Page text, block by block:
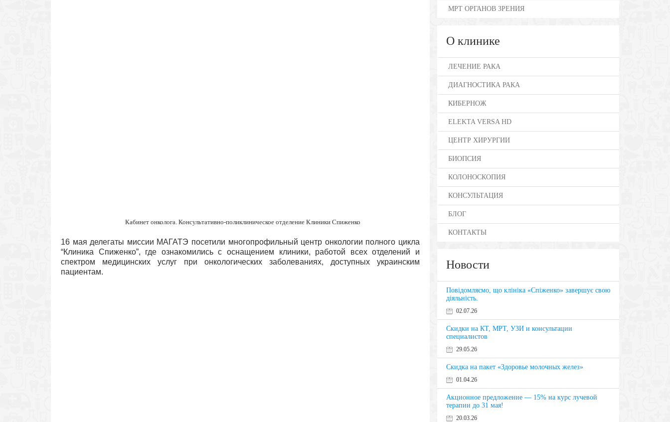
Кабинет онколога. Консультативно-поликлиническое отделение Клиники Спиженко
16 мая делегаты миссии МАГАТЭ посетили многопрофильный центр онкологии полного цикла
“Клиника Спиженко”, где ознакомились с оснащением клиники, работой всех отделений и
спектром медицинских услуг при онкологических заболеваниях, доступных украинским
пациентам.
МРТ ОРГАНОВ ЗРЕНИЯ
О клинике
ЛЕЧЕНИЕ РАКА
ДИАГНОСТИКА РАКА
КИБЕРНОЖ
ELEKTA VERSA HD
ЦЕНТР ХИРУРГИИ
БИОПСИЯ
КОЛОНОСКОПИЯ
КОНСУЛЬТАЦИЯ
БЛОГ
КОНТАКТЫ
Новости
Повідомляємо, що клініка «Спіженко» завершує свою
діяльність.
02.07.26
Скидки на КТ, МРТ, УЗИ и консультации
специалистов
29.05.26
Скидка на пакет «Здоровье молочных желез»
01.04.26
Акционное предложение — 15% на курс лучевой
терапии до 31 мая!
20.03.26